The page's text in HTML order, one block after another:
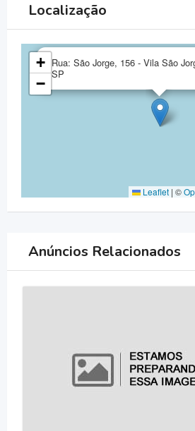
Localização
Rua: São Jorge, 156 - Vila São
SP
+
−
Leaflet | ©
Anúncios Relacionados